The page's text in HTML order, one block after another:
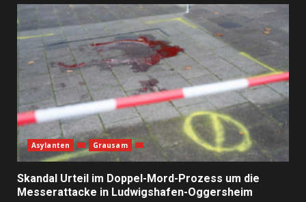
Asylanten Grausam
Skandal Urteil im Doppel-Mord-Prozess um die
Messerattacke in Ludwigshafen-Oggersheim